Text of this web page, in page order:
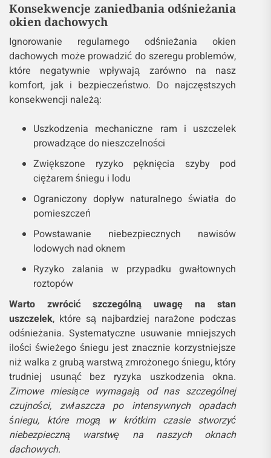
Konsekwencje zaniedbania odśnieżania
okien dachowych
Ignorowanie regularnego odśnieżania okien
dachowych może prowadzić do szeregu problemów,
które negatywnie wpływają zarówno na nasz
komfort, jak i bezpieczeństwo. Do najczęstszych
konsekwencji należą:
Uszkodzenia mechaniczne ram i uszczelek
prowadzące do nieszczelności
Zwiększone ryzyko pęknięcia szyby pod
ciężarem śniegu i lodu
Ograniczony dopływ naturalnego światła do
pomieszczeń
Powstawanie niebezpiecznych nawisów
lodowych nad oknem
Ryzyko zalania w przypadku gwałtownych
roztopów
Warto zwrócić szczególną uwagę na stan
uszczelek, które są najbardziej narażone podczas
odśnieżania. Systematyczne usuwanie mniejszych
ilości świeżego śniegu jest znacznie korzystniejsze
niż walka z grubą warstwą zmrożonego śniegu, który
trudniej usunąć bez ryzyka uszkodzenia okna.
Zimowe miesiące wymagają od nas szczególnej
czujności, zwłaszcza po intensywnych opadach
śniegu, które mogą w krótkim czasie stworzyć
niebezpieczną warstwę na naszych oknach
dachowych.